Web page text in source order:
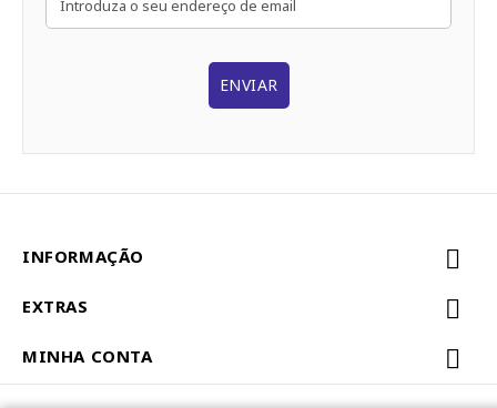
ENVIAR
INFORMAÇÃO
EXTRAS
MINHA CONTA